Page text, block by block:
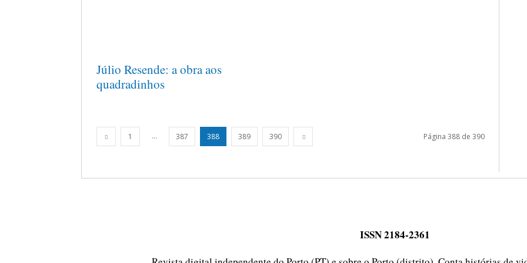
Júlio Resende: a obra aos
quadradinhos
1 ... 387 388 389 390 Página 388 de 390
ISSN 2184-2361